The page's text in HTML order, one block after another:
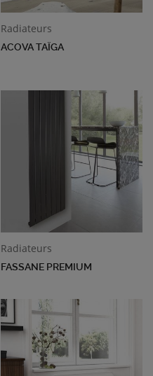
Radiateurs
ACOVA TAÏGA
Radiateurs
FASSANE PREMIUM